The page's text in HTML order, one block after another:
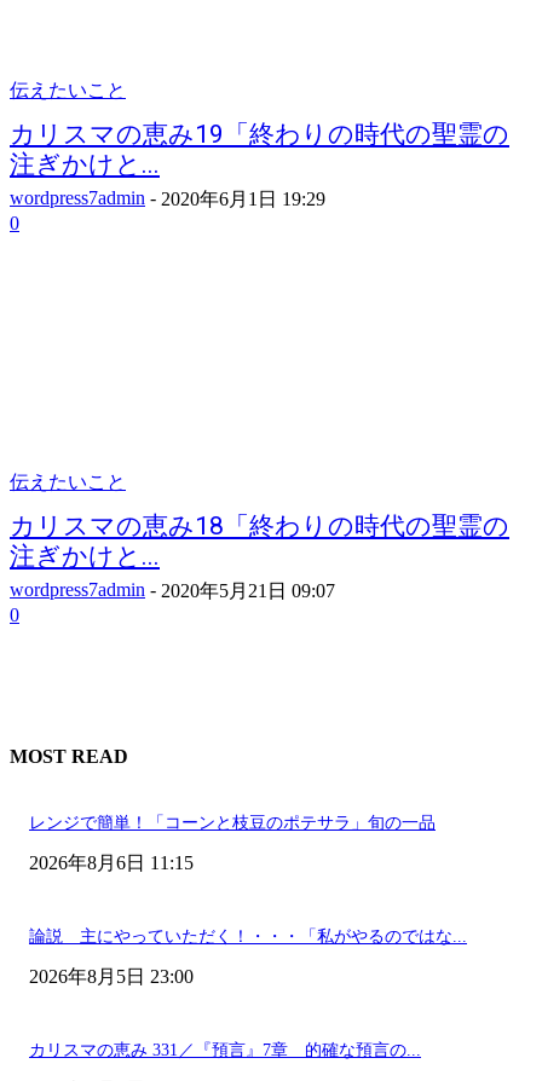
伝えたいこと
カリスマの恵み19「終わりの時代の聖霊の
注ぎかけと...
wordpress7admin - 2020年6月1日 19:29
0
伝えたいこと
カリスマの恵み18「終わりの時代の聖霊の
注ぎかけと...
wordpress7admin - 2020年5月21日 09:07
0
MOST READ
レンジで簡単！「コーンと枝豆のポテサラ」旬の一品
2026年8月6日 11:15
論説 主にやっていただく！・・・「私がやるのではな...
2026年8月5日 23:00
カリスマの恵み 331／『預言』7章 的確な預言の...